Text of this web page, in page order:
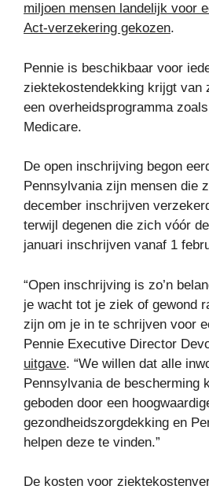
miljoen mensen landelijk voor
Act-verzekering gekozen.
Pennie is beschikbaar voor
ziektekostendekking krijgt van
een overheidsprogramma
Medicare.
De open inschrijving begon
Pennsylvania zijn mensen die
december inschrijven
terwijl degenen die zich vóór
januari inschrijven vanaf 1
“Open inschrijving is zo’n
je wacht tot je ziek of gewond
zijn om je in te schrijven voor
Pennie Executive Director
uitgave. “We willen dat alle
Pennsylvania de bescherming
geboden door een
gezondheidszorgdekking en
helpen deze te vinden.”
De kosten voor